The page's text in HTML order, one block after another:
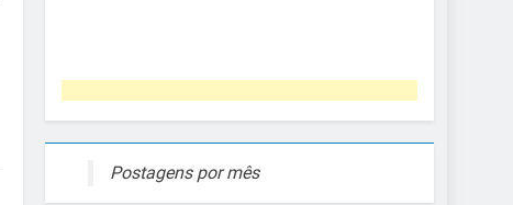
Postagens por mês